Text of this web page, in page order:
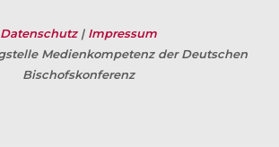
Datenschutz | Impressum
Medienkompetenz der Deutschen
Bischofskonferenz